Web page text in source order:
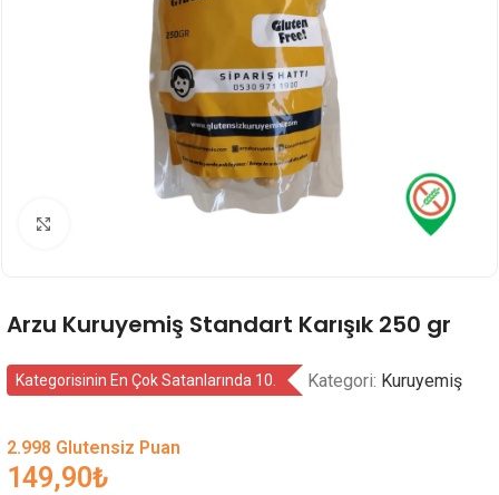
Arzu Kuruyemiş Standart Karışık 250 gr
Kategorisinin En Çok Satanlarında 10. Kategori: Kuruyemiş
2.998 Glutensiz Puan
149,90₺